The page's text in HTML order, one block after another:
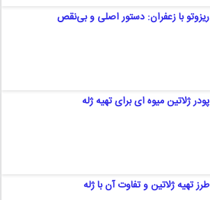
ریزوتو با زعفران: دستور اصلی و بی‌نقص
پودر ژلاتین میوه ای برای تهیه ژله
طرز تهیه ژلاتین و تفاوت آن با ژله